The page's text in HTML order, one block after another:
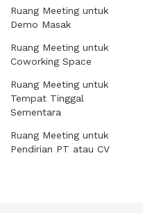
Ruang Meeting untuk
Demo Masak
Ruang Meeting untuk
Coworking Space
Ruang Meeting untuk
Tempat Tinggal
Sementara
Ruang Meeting untuk
Pendirian PT atau CV